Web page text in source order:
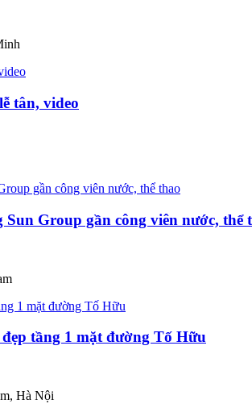
tân, video
Group gần công viên nước, thể
tầng 1 mặt đường Tố Hữu
Hà Nội